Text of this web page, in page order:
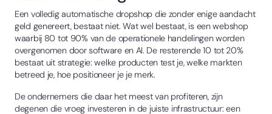
Een volledig automatische dropshop die zonder enige aandacht
geld genereert, bestaat niet. Wat wel bestaat, is een webshop
waarbij 80 tot 90% van de operationele handelingen worden
overgenomen door software en AI. De resterende 10 tot 20%
bestaat uit strategie: welke producten test je, welke markten
betreed je, hoe positioneer je je merk.
De ondernemers die daar het meest van profiteren, zijn
degenen die vroeg investeren in de juiste infrastructuur: een